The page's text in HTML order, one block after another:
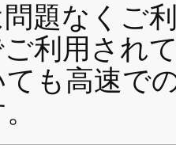
題なくご
利用され
ても高速で